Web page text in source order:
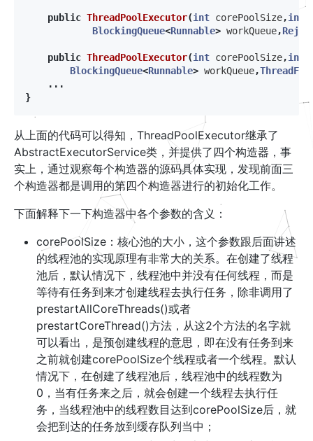
public ThreadPoolExecutor(int corePoolSize,int
BlockingQueue<Runnable> workQueue,
public ThreadPoolExecutor(int corePoolSize,int
BlockingQueue<Runnable> workQueue,
...
}
从上面的代码可以得知，ThreadPoolExecutor继承了
AbstractExecutorService类，并提供了四个构造器，事
实上，通过观察每个构造器的源码具体实现，发现前面三
个构造器都是调用的第四个构造器进行的初始化工作。
下面解释下一下构造器中各个参数的含义：
corePoolSize：核心池的大小，这个参数跟后面讲述
的线程池的实现原理有非常大的关系。在创建了线程
池后，默认情况下，线程池中并没有任何线程，而是
等待有任务到来才创建线程去执行任务，除非调用了
prestartAllCoreThreads()或者
prestartCoreThread()方法，从这2个方法的名字就
可以看出，是预创建线程的意思，即在没有任务到来
之前就创建corePoolSize个线程或者一个线程。默认
情况下，在创建了线程池后，线程池中的线程数为
0，当有任务来之后，就会创建一个线程去执行任
务，当线程池中的线程数目达到corePoolSize后，就
会把到达的任务放到缓存队列当中；